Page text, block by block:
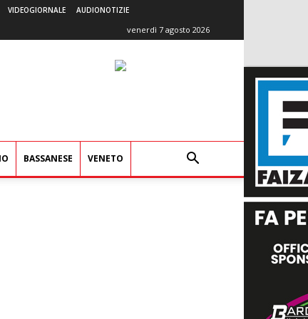
VIDEOGIORNALE AUDIONOTIZIE
venerdì 7 agosto 2026
BASSANESE VENETO